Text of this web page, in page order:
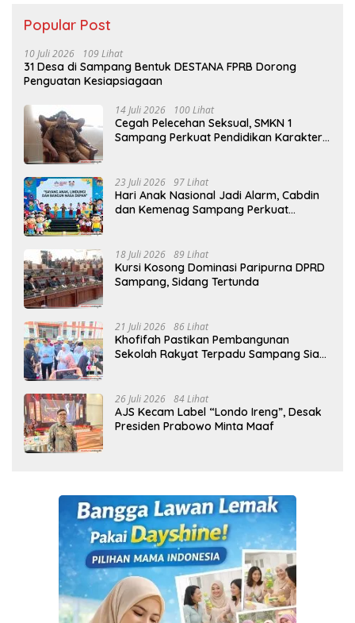
Popular Post
10 Juli 2026 109 Lihat
31 Desa di Sampang Bentuk DESTANA FPRB Dorong
Penguatan Kesiapsiagaan
14 Juli 2026 100 Lihat
Cegah Pelecehan Seksual, SMKN 1
Sampang Perkuat Pendidikan Karakter
23 Juli 2026 97 Lihat
Hari Anak Nasional Jadi Alarm, Cabdin
dan Kemenag Sampang Perkuat
18 Juli 2026 89 Lihat
Kursi Kosong Dominasi Paripurna DPRD
Sampang, Sidang Tertunda
21 Juli 2026 86 Lihat
Khofifah Pastikan Pembangunan
Sekolah Rakyat Terpadu Sampang Siap
26 Juli 2026 84 Lihat
AJS Kecam Label “Londo Ireng”, Desak
Presiden Prabowo Minta Maaf